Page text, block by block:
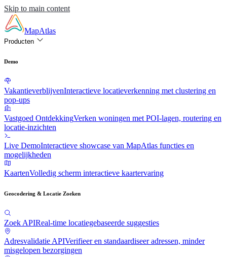
Skip to main content
MapAtlas
Producten
Demo
VakantieverblijvenInteractieve locatieverkenning met clustering en
pop-ups
Vastgoed OntdekkingVerken woningen met POI-lagen, routering en
locatie-inzichten
Live DemoInteractieve showcase van MapAtlas functies en
mogelijkheden
KaartenVolledig scherm interactieve kaartervaring
Geocodering & Locatie Zoeken
Zoek APIReal-time locatiegebaseerde suggesties
Adresvalidatie APIVerifieer en standaardiseer adressen, minder
misgelopen bezorgingen